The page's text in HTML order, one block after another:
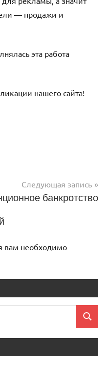
— продажи и
эта работа
нашего сайта!
Следующая запись
банкротство
вам необходимо
Поиск